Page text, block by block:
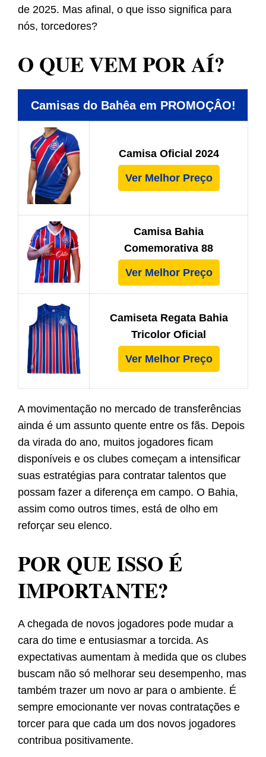
de 2025. Mas afinal, o que isso significa para
nós, torcedores?
O QUE VEM POR AÍ?
Camisas do Bahêa em PROMOÇÂO!
Camisa Oficial 2024
Ver Melhor Preço
Camisa Bahia
Comemorativa 88
Ver Melhor Preço
Camiseta Regata Bahia
Tricolor Oficial
Ver Melhor Preço
A movimentação no mercado de transferências
ainda é um assunto quente entre os fãs. Depois
da virada do ano, muitos jogadores ficam
disponíveis e os clubes começam a intensificar
suas estratégias para contratar talentos que
possam fazer a diferença em campo. O Bahia,
assim como outros times, está de olho em
reforçar seu elenco.
POR QUE ISSO É
IMPORTANTE?
A chegada de novos jogadores pode mudar a
cara do time e entusiasmar a torcida. As
expectativas aumentam à medida que os clubes
buscam não só melhorar seu desempenho, mas
também trazer um novo ar para o ambiente. É
sempre emocionante ver novas contratações e
torcer para que cada um dos novos jogadores
contribua positivamente.